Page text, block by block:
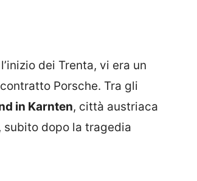
dei Trenta, vi era un
Porsche. Tra gli
in Karnten, città austriaca
dopo la tragedia